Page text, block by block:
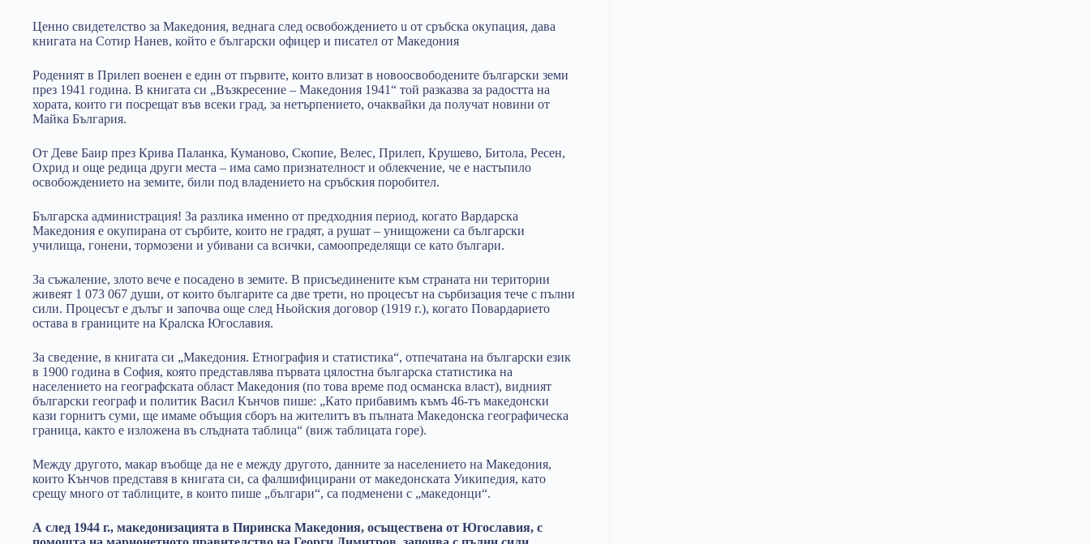
Ценно свидетелство за Македония, веднага след освобождението u от сръбска окупация, дава
книгата на Сотир Нанев, който е български офицер и писател от Македония
Роденият в Прилеп военен е един от първите, които влизат в новоосвободените български земи
през 1941 година. В книгата си „Възкресение – Македония 1941“ той разказва за радостта на
хората, които ги посрещат във всеки град, за нетърпението, очаквайки да получат новини от
Майка България.
От Деве Баир през Крива Паланка, Куманово, Скопие, Велес, Прилеп, Крушево, Битола, Ресен,
Охрид и още редица други места – има само признателност и облекчение, че е настъпило
освобождението на земите, били под владението на сръбския поробител.
Българска администрация! За разлика именно от предходния период, когато Вардарска
Македония е окупирана от сърбите, които не градят, а рушат – унищожени са български
училища, гонени, тормозени и убивани са всички, самоопределящи се като българи.
За съжаление, злото вече е посадено в земите. В присъединените към страната ни територии
живеят 1 073 067 души, от които българите са две трети, но процесът на сърбизация тече с пълни
сили. Процесът е дълъг и започва още след Ньойския договор (1919 г.), когато Повардарието
остава в границите на Кралска Югославия.
За сведение, в книгата си „Македония. Етнография и статистика“, отпечатана на български език
в 1900 година в София, която представлява първата цялостна българска статистика на
населението на географската област Македония (по това време под османска власт), видният
български географ и политик Васил Кънчов пише: „Като прибавимъ къмъ 46-тъ македонски
кази горнитъ суми, ще имаме объщия сборъ на жителитъ въ пълната Македонска географическа
граница, както е изложена въ слъдната таблица“ (виж таблицата горе).
Между другото, макар въобще да не е между другото, данните за населението на Македония,
които Кънчов представя в книгата си, са фалшифицирани от македонската Уикипедия, като
срещу много от таблиците, в които пише „българи“, са подменени с „македонци“.
А след 1944 г., македонизацията в Пиринска Македония, осъществена от Югославия, с